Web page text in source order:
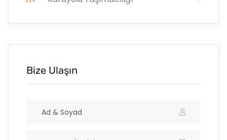
Bize Ulaşın